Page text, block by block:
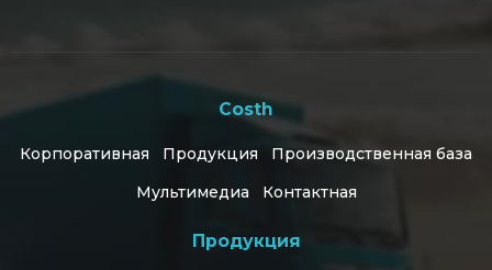
Costh
Корпоративная Продукция
Производственная база
Мультимедиа
Контактная
Продукция